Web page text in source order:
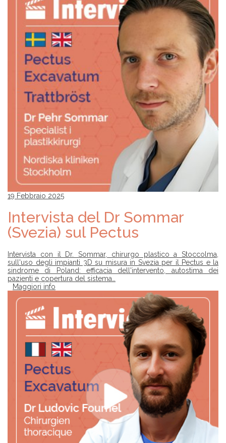
19 Febbraio 2025
Intervista del Dr Sommar
(Svezia) sul Pectus
Intervista con il Dr. Sommar, chirurgo plastico a Stoccolma,
sull'uso degli impianti 3D su misura in Svezia per il Pectus e la
sindrome di Poland: efficacia dell'intervento, autostima dei
pazienti e copertura del sistema…
Maggiori info